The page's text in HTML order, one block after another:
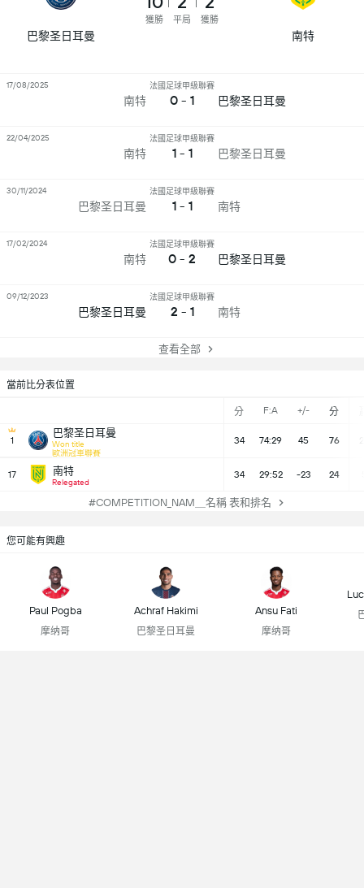
當前比分表位置
分 F:A +/- 分
1
巴黎圣日耳曼
Won title
歐洲冠軍聯賽
34 74:29 45 76
17 南特
Relegated
34 29:52 -23 24
#COMPETITION_NAM＿名稱 表和排名
巴黎圣日耳曼
獲勝 平局 獲勝
南特
南特
法國足球甲級聯賽
0 - 1 巴黎圣日耳曼
17/08/2025
南特
法國足球甲級聯賽
1 - 1 巴黎圣日耳曼
22/04/2025
巴黎圣日耳曼
法國足球甲級聯賽
1 - 1 南特
30/11/2024
南特
法國足球甲級聯賽
0 - 2 巴黎圣日耳曼
17/02/2024
巴黎圣日耳曼
法國足球甲級聯賽
2 - 1 南特
09/12/2023
查看全部
您可能有興趣
Paul Pogba
摩纳哥
Achraf Hakimi
巴黎圣日耳曼
Ansu Fati
摩纳哥